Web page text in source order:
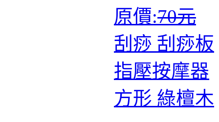
原價:70元
刮痧 刮痧板
指壓按摩器
方形 綠檀木